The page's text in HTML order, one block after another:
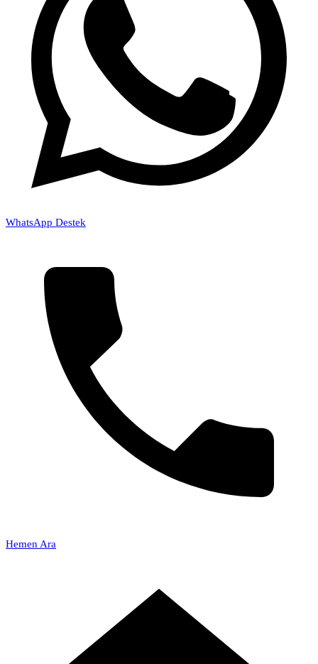
WhatsApp Destek
Hemen Ara